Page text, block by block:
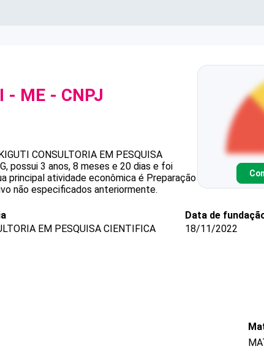
- ME - CNPJ
CONSULTORIA EM PESQUISA
possui 3 anos, 8 meses e 20 dias e foi
principal atividade econômica é Preparação
não especificados anteriormente.
EM PESQUISA CIENTIFICA
Data de
18/11/2022